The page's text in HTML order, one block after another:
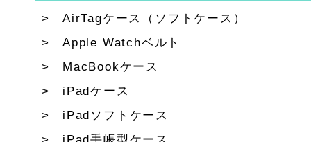
AirTagケース（ソフトケース）
Apple Watchベルト
MacBookケース
iPadケース
iPadソフトケース